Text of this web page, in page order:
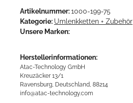
Artikelnummer:1000-199-75
Kategorie: Umlenkketten + Zubehör
Unsere Marken:
Herstellerinformationen:
Atac-Technology GmbH
Kreuzäcker 13/1
Ravensburg, Deutschland, 88214
info@atac-technology.com